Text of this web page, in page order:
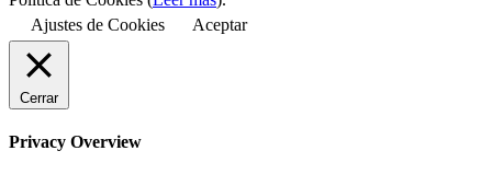
Ajustes de Cookies
Aceptar
Cerrar
Privacy Overview